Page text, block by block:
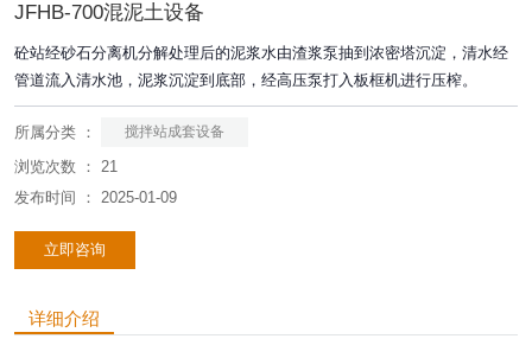
JFHB-700混泥土设备
砼站经砂石分离机分解处理后的泥浆水由渣浆泵抽到浓密塔沉淀，清水经
管道流入清水池，泥浆沉淀到底部，经高压泵打入板框机进行压榨。
所属分类 ： 搅拌站成套设备
浏览次数 ： 21
发布时间 ： 2025-01-09
立即咨询
详细介绍